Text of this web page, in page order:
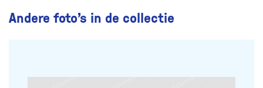
Andere foto’s in de collectie